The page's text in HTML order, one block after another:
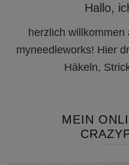
Hallo,
herzlich
myneedleworks! Hier
Häkeln,
MEIN